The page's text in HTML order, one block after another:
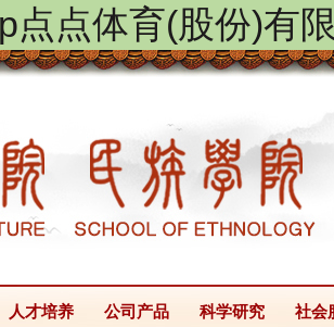
点点体育(股份)有
人才培养 公司产品 科学研究 社会